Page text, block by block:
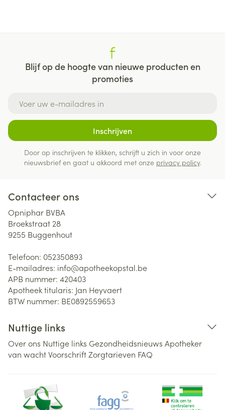
Blijf op de hoogte van nieuwe producten en
promoties
Inschrijven
Door op inschrijven te klikken, schrijft u zich in voor onze
nieuwsbrief en gaat u akkoord met onze privacy policy.
Contacteer ons
Opniphar BVBA
Broekstraat 28
9255 Buggenhout
Telefoon: 052350893
E-mailadres: info@apotheekopstal.be
APB nummer: 420403
Apotheek titularis: Jan Heyvaert
BTW nummer: BE0892559653
Nuttige links
Over ons Nuttige links Gezondheidsnieuws Apotheker
van wachtVoorschriftZorgtarieven FAQ